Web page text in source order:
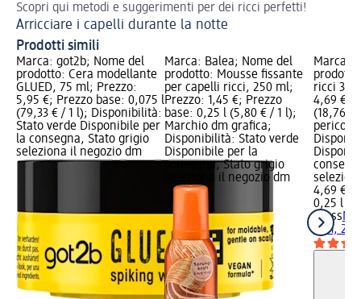
Scopri qui metodi e suggerimenti per dei ricci perfetti!
Arricciare i capelli durante la notte
Prodotti simili
Marca: got2b; Nome del
prodotto: Cera modellante
GLUED, 75 ml; Prezzo:
5,95 €; Prezzo base: 0,075 l
(79,33 € / 1 l); Disponibilità:
Stato verde Disponibile per
la consegna, Stato grigio
seleziona il negozio dm
Marca: Balea; Nome del
prodotto: Mousse fissante
per capelli ricci, 250 ml;
Prezzo: 1,45 €; Prezzo
base: 0,25 l (5,80 € / 1 l);
Marchio dm grafica;
Disponibilità: Stato verde
Disponibile per la
consegna, Stato grigio
seleziona il negozio dm
Marca:
ricci
4,69 €;
(18,76 €
4,69 €
0,25 l
syoss
3in1,